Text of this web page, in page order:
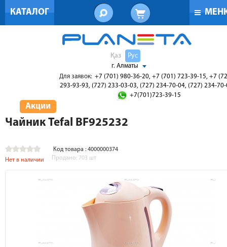
КАТАЛОГ
Қаз Рус
г. Алматы
Для заявок: +7 (701) 980-36-20, +7 (701) 723-39-15, +7
293-93-93, (727) 233-03-03, (727) 234-70-04, (727) 234-
+7(701)723-39-15
Акции
Чайник Tefal BF925232
Код товара : 4000000374
Нет в наличии
Продано: 703 шт